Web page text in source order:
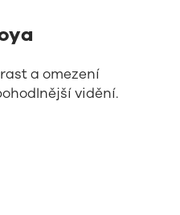
a omezení
vidění.